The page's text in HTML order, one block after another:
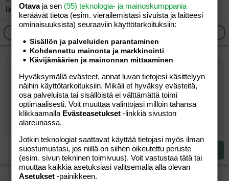
lapselle.
Lihavoitu
Kursivoitu
Laajennettuun editoriin…
Lista
Järjestetty lista
Järjestämätön lista
Suurenna sisennystä
Laajennettuun editoriin…
Lisää hyperlinkki
Lisää kuva
HymiötLaajennettuun
Kumoa
Fontin koko
9
10
12
15
18
22
TekstiväriKirjasintyyli
Arial
Book Antiqua
Georgia
Tahoma
Times New Roman
YliviivaaAlleviivattu
Rivinsisäinen koodi
Rivinsisäinen spoiler
Tasaus Tasaa vasemmalle
Keskitä
Tasaa oikealle
Justify text
Paragraph format
Normal
Heading 1
Heading 3
LainausLisää video/media
Lisää taulukko
Insert horizontal line
SpoilerKoodi
Tee uudelleen
BBCode-näkymä
Poista muotoilu
LuonnoksetTallenna luonnos
Poista luonnos
Kirjoita vastaus...
Lähetä vastaus
Otavaja sen (95) teknologia- ja mainoskumppania
keräävät tietoa (esim. vierailemis­tasi sivuista ja laitteesi
ominaisuuk­sista) seuraaviin käyttötarkoituksiin:
Sisällön ja palveluiden parantaminen
Kohdennettu mainonta ja markkinointi
Kävijämäärien ja mainonnan mittaaminen
Hyväksymällä evästeet, annat luvan tietojesi käsittelyyn
näihin käyttötarkoituksiin. Mikäli et hyväksy evästeitä,
osa palveluista tai sisällöistä ei välttämättä toimi
optimaalisesti. Voit muuttaa valintojasi milloin tahansa
klikkaamalla Evästeasetukset -linkkiä sivuston
alareunassa.
Jotkin teknologiat saattavat käyttää tietojasi myös ilman
suostumustasi, jos niillä on siihen oikeutettu peruste
(esim. sivun tekninen toimivuus). Voit vastustaa tätä tai
muuttaa kaikkia asetuksiasi valitsemalla alla olevan
Asetukset -painikkeen.